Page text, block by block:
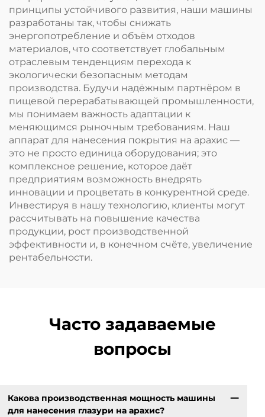
принципы устойчивого развития, наши машины
разработаны так, чтобы снижать
энергопотребление и объём отходов
материалов, что соответствует глобальным
отраслевым тенденциям перехода к
экологически безопасным методам
производства. Будучи надёжным партнёром в
пищевой перерабатывающей промышленности,
мы понимаем важность адаптации к
меняющимся рыночным требованиям. Наш
аппарат для нанесения покрытия на арахис —
это не просто единица оборудования; это
комплексное решение, которое даёт
предприятиям возможность внедрять
инновации и процветать в конкурентной среде.
Инвестируя в нашу технологию, клиенты могут
рассчитывать на повышение качества
продукции, рост производственной
эффективности и, в конечном счёте, увеличение
рентабельности.
Часто задаваемые
вопросы
Какова производственная мощность машины
для нанесения глазури на арахис?